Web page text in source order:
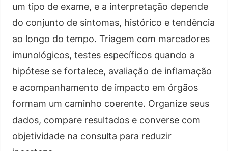
um tipo de exame, e a interpretação depende
do conjunto de sintomas, histórico e tendência
ao longo do tempo. Triagem com marcadores
imunológicos, testes específicos quando a
hipótese se fortalece, avaliação de inflamação
e acompanhamento de impacto em órgãos
formam um caminho coerente. Organize seus
dados, compare resultados e converse com
objetividade na consulta para reduzir